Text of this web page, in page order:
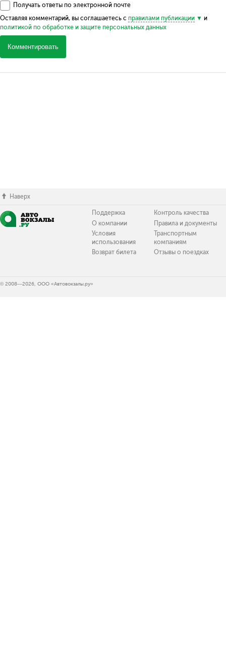
Получать ответы по электронной почте
Оставляя комментарий, вы соглашаетесь с правилами публикации
и
политикой по обработке и защите персональных данных
Комментировать
Наверх
Поддержка
О компании
Условия
использования
Возврат билета
Контроль качества
Правила и документы
Транспортным
компаниям
Отзывы о поездках
© 2008—2026, ООО «Автовокзалы.ру»